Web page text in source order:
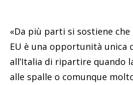
«Da più parti si sostiene
EU è una opportunità unica
all’Italia di ripartire quando
alle spalle o comunque